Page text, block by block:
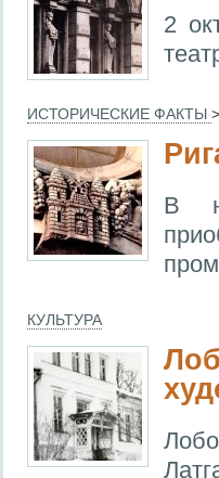
2
ИСТОРИЧЕСКИЕ ФАКТЫ >
В
КУЛЬТУРА